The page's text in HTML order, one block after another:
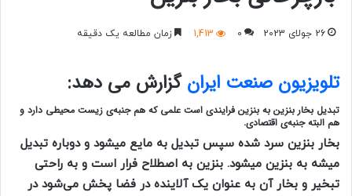
26 جولای 2023 0
1,413 زمان مطالعه یک دقیقه
تلویزیون صنعت ایرانگزارش می دهد:
تبدیل بخار بنزین به بنزین فرایندی است علمی که هم جنبه‌ی زیست محیطی دارد و
هم البته جنبه‌ی اقتصادی.
بخار بنزین سرد شده سپس تبدیل به مایع میشود و دوباره تبدیل
میشه به بنزین میشود. بنزین به اصطلاح فرار است و به راحتی
تبخیر و بخار آن به عنوان یک آلاینده در فضا پخش می‌شود در